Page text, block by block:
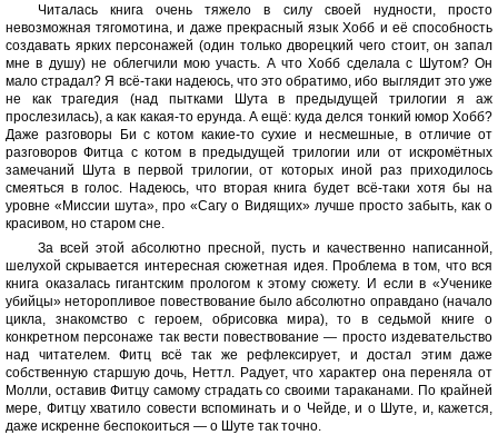
Читалась книга очень тяжело в силу своей нудности, просто
невозможная тягомотина, и даже прекрасный язык Хобб и её способность
создавать ярких персонажей (один только дворецкий чего стоит, он запал
мне в душу) не облегчили мою участь. А что Хобб сделала с Шутом? Он
мало страдал? Я всё-таки надеюсь, что это обратимо, ибо выглядит это уже
не как трагедия (над пытками Шута в предыдущей трилогии я аж
прослезилась), а как какая-то ерунда. А ещё: куда делся тонкий юмор Хобб?
Даже разговоры Би с котом какие-то сухие и несмешные, в отличие от
разговоров Фитца с котом в предыдущей трилогии или от искромётных
замечаний Шута в первой трилогии, от которых иной раз приходилось
смеяться в голос. Надеюсь, что вторая книга будет всё-таки хотя бы на
уровне «Миссии шута», про «Сагу о Видящих» лучше просто забыть, как о
красивом, но старом сне.
За всей этой абсолютно пресной, пусть и качественно написанной,
шелухой скрывается интересная сюжетная идея. Проблема в том, что вся
книга оказалась гигантским прологом к этому сюжету. И если в «Ученике
убийцы» неторопливое повествование было абсолютно оправдано (начало
цикла, знакомство с героем, обрисовка мира), то в седьмой книге о
конкретном персонаже так вести повествование — просто издевательство
над читателем. Фитц всё так же рефлексирует, и достал этим даже
собственную старшую дочь, Неттл. Радует, что характер она переняла от
Молли, оставив Фитцу самому страдать со своими тараканами. По крайней
мере, Фитцу хватило совести вспоминать и о Чейде, и о Шуте, и, кажется,
даже искренне беспокоиться — о Шуте так точно.